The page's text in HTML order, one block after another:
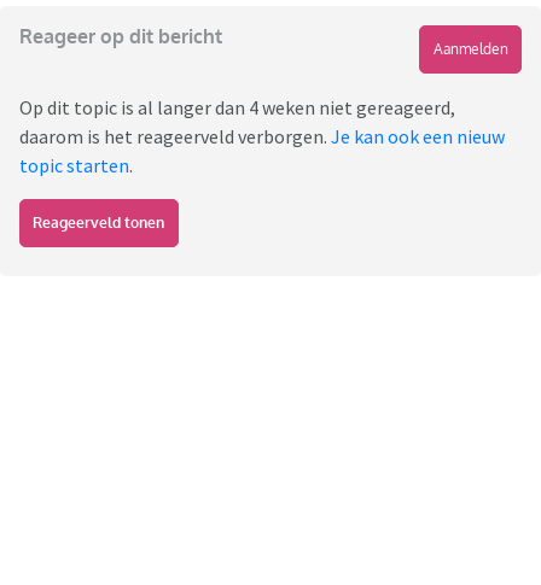
Reageer op dit bericht
Aanmelden
Op dit topic is al langer dan 4 weken niet gereageerd,
daarom is het reageerveld verborgen. Je kan ook een nieuw
topic starten.
Reageerveld tonen